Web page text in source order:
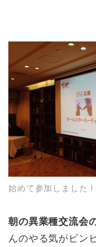
始めて参加しました！
朝の異業種交流会
んのやる気がビン